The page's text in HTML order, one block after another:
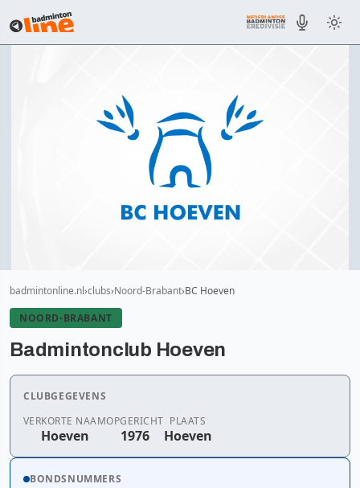
badmintonline.nl clubs Noord-Brabant BC Hoeven
NOORD-BRABANT
Badmintonclub Hoeven
CLUBGEGEVENS
VERKORTE NAAM
Hoeven
OPGERICHT
1976
PLAATS
Hoeven
BONDSNUMMERS